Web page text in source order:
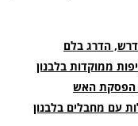
הדרג בלם
ממוקדות בלבנון
הפסקת האש
עם מחבלים בלבנון